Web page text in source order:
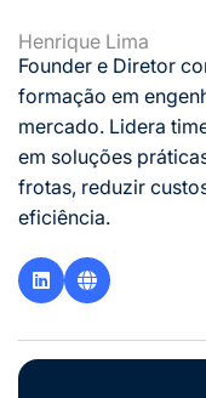
Henrique Lima
Founder e Diretor
formação em
mercado. Lidera
em soluções
frotas, reduzir
eficiência.